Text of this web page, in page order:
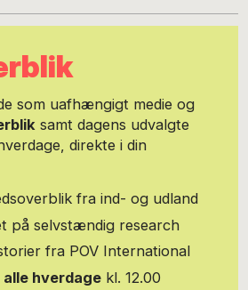
som uafhængigt medie og
samt dagens udvalgte
direkte i din
fra ind- og udland
på selvstændig research
fra POV International
alle hverdage kl. 12.00